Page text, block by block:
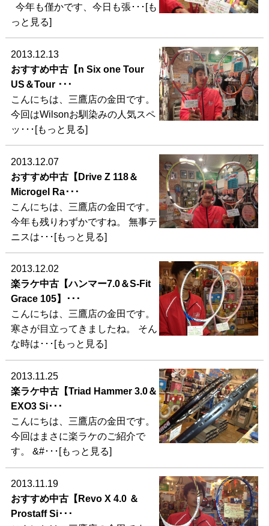
今年も僅かです、今日も張･･･[も
っと見る]
2013.12.13
おすすめ中古【n Six one Tour
US＆Tour ･･･
こんにちは、三鷹店の金田です。
今回はWilsonお馴染みの人気スペ
ッ･･･[もっと見る]
2013.12.07
おすすめ中古【Drive Z 118＆
Microgel Ra･･･
こんにちは、三鷹店の金田です。
今年も残りわずかですね。 無事テ
ニスは･･･[もっと見る]
2013.12.02
楽ラケ中古【ハンマー7.0＆S-Fit
Grace 105】･･･
こんにちは、三鷹店の金田です。
寒さが目立ってきましたね。 そん
な時は･･･[もっと見る]
2013.11.25
楽ラケ中古【Triad Hammer 3.0＆
EXO3 Si･･･
こんにちは、三鷹店の金田です。
今回はまさに楽ラケのご紹介で
す。 &#･･･[もっと見る]
2013.11.19
おすすめ中古【Revo X 4.0 ＆
Prostaff Si･･･